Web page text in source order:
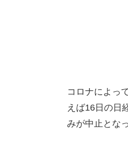
コロナによっ
えば16日の日
みが中止とな